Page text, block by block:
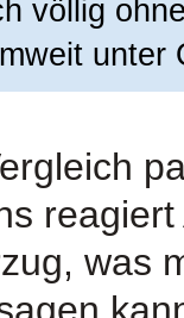
völlig
unter
was